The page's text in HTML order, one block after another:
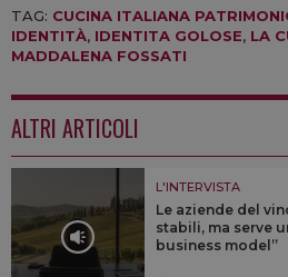
TAG: CUCINA ITALIANA
IDENTITÀ, IDENTITA GOLOSE, LA
MADDALENA FOSSATI
ALTRI ARTICOLI
L'INTERVISTA
Le aziende del
stabili, ma serve
business model”